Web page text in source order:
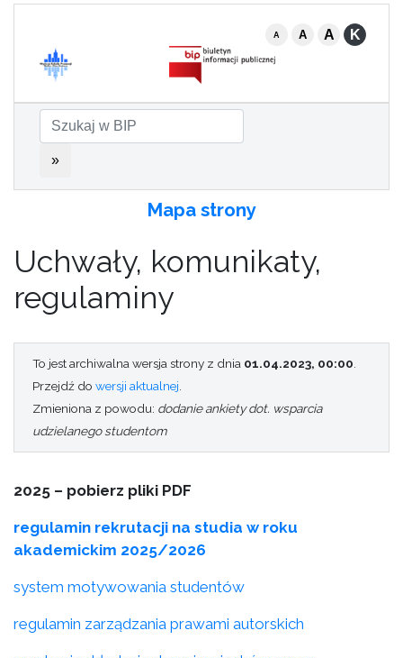
A A A K
»
Mapa strony
Uchwały, komunikaty,
regulaminy
To jest archiwalna wersja strony z dnia 01.04.2023, 00:00
Przejdź do wersji aktualnej
Zmieniona z powodu: dodanie ankiety dot. wsparcia
udzielanego studentom
2025 – pobierz pliki PDF
regulamin rekrutacji na studia w roku
akademickim 2025/2026
system motywowania studentów
regulamin zarządzania prawami autorskich